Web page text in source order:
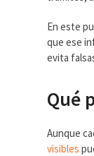
En este
que ese
evita
Qué
Aunque
visibles